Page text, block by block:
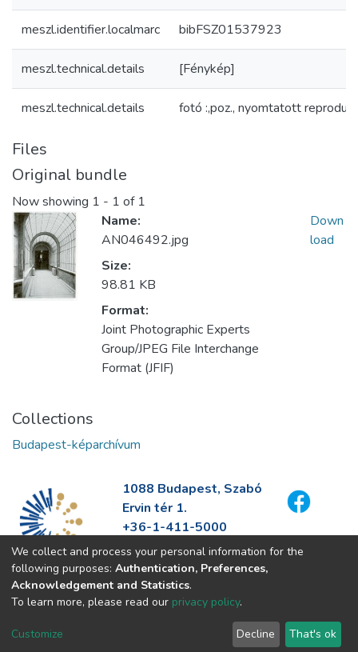
meszl.identifier.localmarc bibFSZ01537923
meszl.technical.details [Fénykép]
meszl.technical.details fotó :,poz., nyomtatott
Files
Original bundle
Now showing 1 - 1 of 1
Name:
AN046492.jpg
Size:
98.81 KB
Format:
Joint Photographic Experts
Group/JPEG File Interchange
Format (JFIF)
Down
load
Collections
Budapest-képarchívum
1088 Budapest, Szabó
Ervin tér 1.
+36-1-411-5000
info@fszek.hu
https://fszek.hu
We collect and process your personal information for the
following purposes: Authentication, Preferences,
Acknowledgement and Statistics.
To learn more, please read our privacy policy.
Customize Decline That's ok